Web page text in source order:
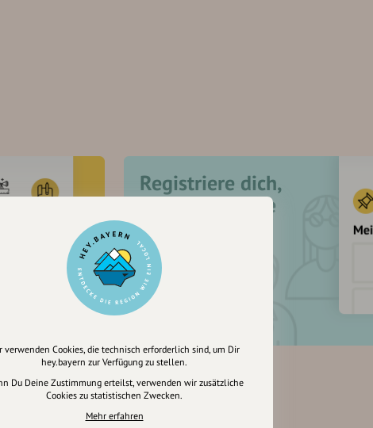
Registriere dich,
um dir Einträge
zu merken
verwenden Cookies, die technisch erforderlich sind, um Dir
hey.bayern zur Verfügung zu stellen.
Du Deine Zustimmung erteilst, verwenden wir zusätzliche
Cookies zu statistischen Zwecken.
Mehr erfahren